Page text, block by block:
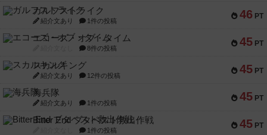
46 PT
ガルフストライク
紹介文あり 1件の投稿
45 PT
エコーズ・オブ・タイム
8件の投稿
45 PT
スカルキング
紹介文あり 12件の投稿
45 PT
海兵隊
紹介文あり 1件の投稿
45 PT
Bitter End ブタペスト救出作戦
1件の投稿